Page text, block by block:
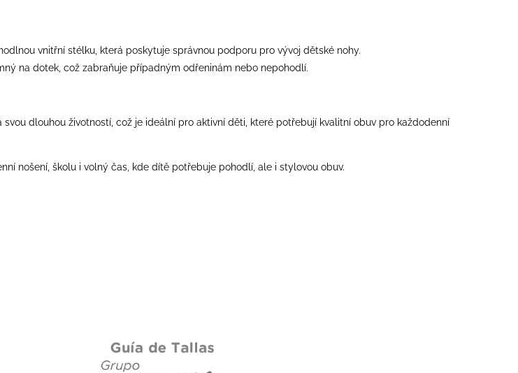
vnitřní stélku, která poskytuje správnou podporu pro vývoj dětské nohy.
na dotek, což zabraňuje případným odřeninám nebo nepohodlí.
svou dlouhou životností, což je ideální pro aktivní děti, které potřebují kvalitní obuv pro každodenní
nošení, školu i volný čas, kde dítě potřebuje pohodlí, ale i stylovou obuv.